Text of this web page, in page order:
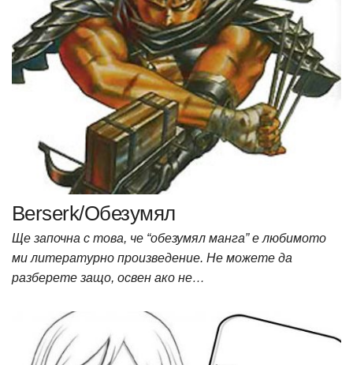
Berserk/Обезумял
Ще започна с това, че “обезумял манга” е любимото
ми литературно произведение. Не можете да
разберете защо, освен ако не…